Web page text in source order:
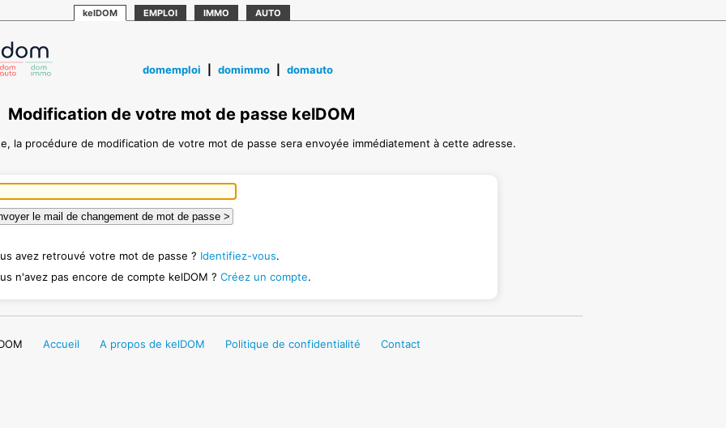
kelDOM EMPLOI IMMO AUTO
domemploi domimmo domauto
Modification de votre mot de passe kelDOM
la procédure de modification de votre mot de passe sera envoyée immédiatement à cette adresse.
avez retrouvé votre mot de passe ? Identifiez-vous.
n'avez pas encore de compte kelDOM ? Créez un compte.
Accueil A propos de kelDOM Politique de confidentialité Contact